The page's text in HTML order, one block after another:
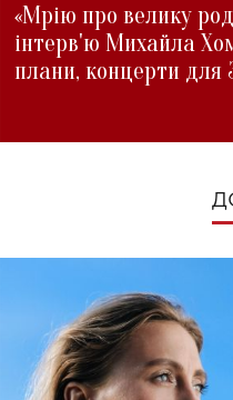
«Мрію про велику
інтерв'ю Михайла
плани, концерти для